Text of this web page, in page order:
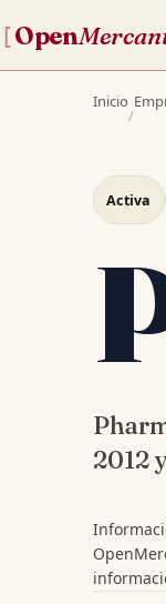
[ Open
Inicio
/
Activa
2012